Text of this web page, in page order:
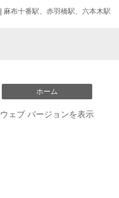
麻布十番駅、 赤羽橋駅、 六本木駅
ホーム
ウェブ バージョンを表示